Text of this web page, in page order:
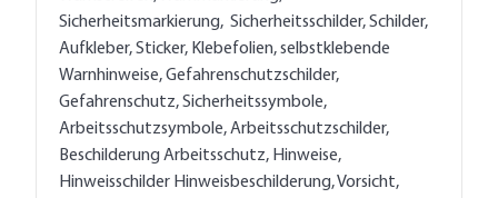
Sicherheitsmarkierung, Sicherheitsschilder, Schilder,
Aufkleber, Sticker, Klebefolien, selbstklebende
Warnhinweise, Gefahrenschutzschilder,
Gefahrenschutz, Sicherheitssymbole,
Arbeitsschutzsymbole, Arbeitsschutzschilder,
Beschilderung Arbeitsschutz, Hinweise,
Hinweisschilder Hinweisbeschilderung, Vorsicht,